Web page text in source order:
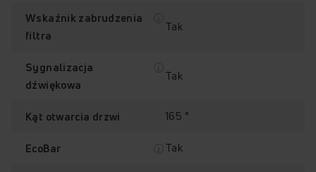
Amica AD3C102LTG (E)
Przytrzymaj palec na punkcie z plusem, aby odkryć jego
Wskaźnik zabrudzenia
filtra
Tak
Sygnalizacja
dźwiękowa
Tak
Kąt otwarcia drzwi 165 °
EcoBar Tak